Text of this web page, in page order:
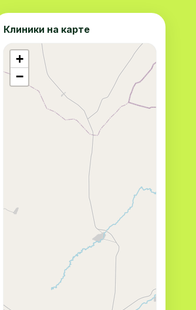
Клиники на карте
+
−